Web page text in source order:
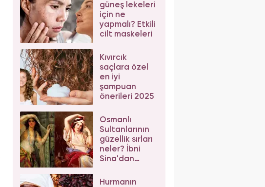
güneş lekeleri
için ne
yapmalı? Etkili
cilt maskeleri
Kıvırcık
saçlara özel
en iyi
şampuan
önerileri 2025
Osmanlı
Sultanlarının
güzellik sırları
neler? İbni
Sina'dan
önerileri
Hurmanın